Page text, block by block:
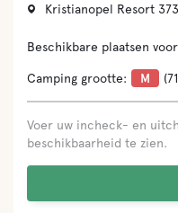
Kristianopel Resort
Beschikbare plaatsen
Camping grootte: M
Voer uw incheck- en
beschikbaarheid te zien.